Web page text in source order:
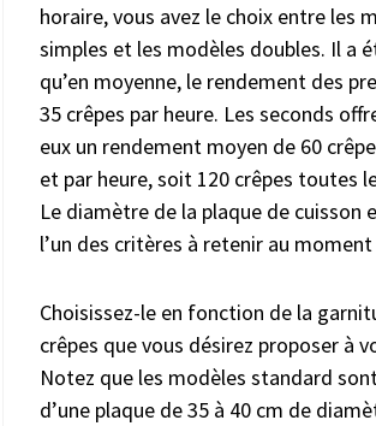
horaire, vous avez le choix entre les
simples et les modèles doubles. Il a
qu’en moyenne, le rendement des
35 crêpes par heure. Les seconds
eux un rendement moyen de 60
et par heure, soit 120 crêpes toutes
Le diamètre de la plaque de cuisson
l’un des critères à retenir au moment
Choisissez-le en fonction de la
crêpes que vous désirez proposer à
Notez que les modèles standard
d’une plaque de 35 à 40 cm de